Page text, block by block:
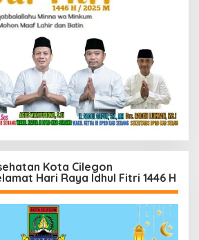
Kota Cilegon
Hari Raya Idhul Fitri 1446 H